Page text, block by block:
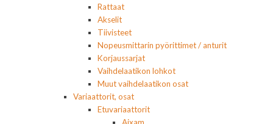
Rattaat
Akselit
Tiivisteet
Nopeusmittarin pyörittimet / anturit
Korjaussarjat
Vaihdelaatikon lohkot
Muut vaihdelaatikon osat
Variaattorit, osat
Etuvariaattorit